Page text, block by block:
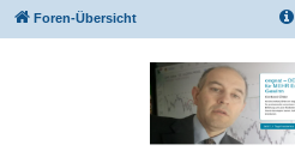
Foren-Übersicht